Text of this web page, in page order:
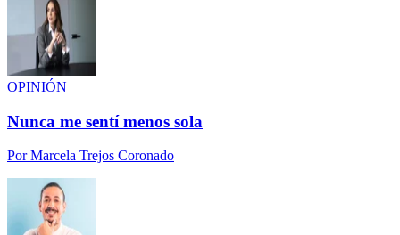
OPINIÓN
Nunca me sentí menos sola
PorMarcela Trejos Coronado